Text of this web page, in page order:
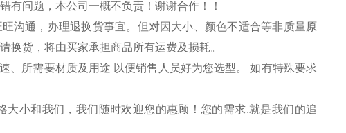
有问题，本公司一概不负责！谢谢合作！！
沟通，办理退换货事宜。但对因大小、颜色不适合等非质量原
换货，将由买家承担商品所有运费及损耗。
所需要材质及用途 以便销售人员好为您选型。 如有特殊要求
小和我们，我们随时欢迎您的惠顾！您的需求,就是我们的追